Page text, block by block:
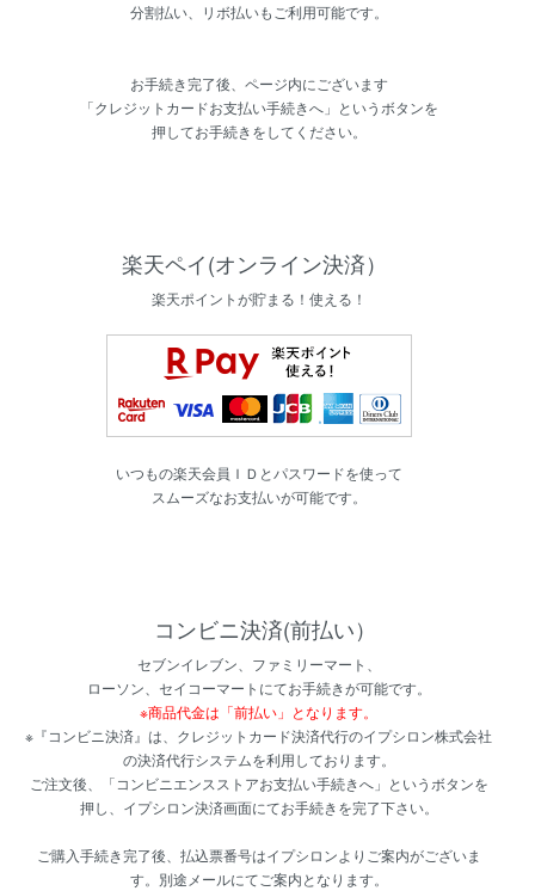
分割払い、リボ払いもご利用可能です。
お手続き完了後、ページ内にございます
「クレジットカードお支払い手続きへ」というボタンを
押してお手続きをしてください。
楽天ペイ(オンライン決済）
楽天ポイントが貯まる！使える！
いつもの楽天会員ＩＤとパスワードを使って
スムーズなお支払いが可能です。
コンビニ決済(前払い）
セブンイレブン、ファミリーマート、
ローソン、セイコーマートにてお手続きが可能です。
※商品代金は「前払い」となります。
※『コンビニ決済』は、クレジットカード決済代行のイプシロン株式会社
の決済代行システムを利用しております。
ご注文後、「コンビニエンスストアお支払い手続きへ」というボタンを
押し、イプシロン決済画面にてお手続きを完了下さい。
ご購入手続き完了後、払込票番号はイプシロンよりご案内がございま
す。別途メールにてご案内となります。